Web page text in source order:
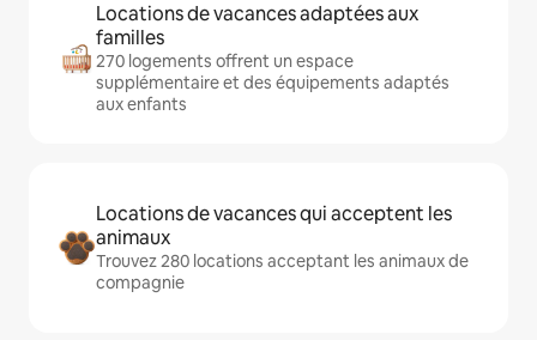
Locations de vacances adaptées aux
familles
270 logements offrent un espace
supplémentaire et des équipements adaptés
aux enfants
Locations de vacances qui acceptent les
animaux
Trouvez 280 locations acceptant les animaux de
compagnie